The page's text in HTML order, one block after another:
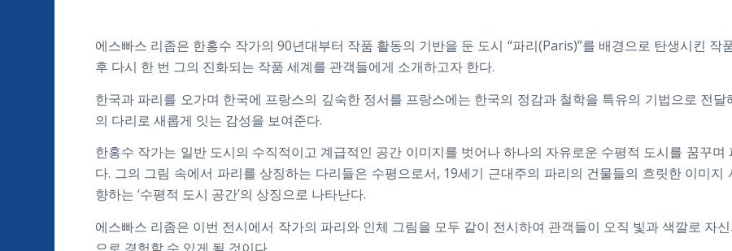
에스빠스 리좀은 한홍수 작가의 90년대부터 작품 활동의 기반을 둔 도시 “파리(Paris)”를 배경으로 탄생시킨 작
후 다시 한 번 그의 진화되는 작품 세계를 관객들에게 소개하고자 한다.
한국과 파리를 오가며 한국에 프랑스의 깊숙한 정서를 프랑스에는 한국의 정감과 철학을 특유의 기법으로 전
의 다리로 새롭게 잇는 감성을 보여준다.
한홍수 작가는 일반 도시의 수직적이고 계급적인 공간 이미지를 벗어나 하나의 자유로운 수평적 도시를 꿈꾸며
다. 그의 그림 속에서 파리를 상징하는 다리들은 수평으로서, 19세기 근대주의 파리의 건물들의 흐릿한 이미
향하는 ‘수평적 도시 공간’의 상징으로 나타난다.
에스빠스 리좀은 이번 전시에서 작가의 파리와 인체 그림을 모두 같이 전시하여 관객들이 오직 빛과 색깔로 자